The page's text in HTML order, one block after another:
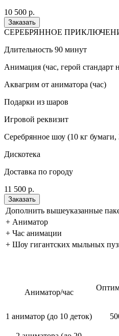
10 500 р.
Заказать
СЕРЕБРЯННОЕ ПРИКЛЮЧЕНИЕ
Длительность 90 минут
Анимация (час, герой стандарт
Аквагрим от аниматора (час)
Подарки из шаров
Игровой реквизит
Серебрянное шоу (10 кг
Дискотека
Доставка по городу
11 500 р.
Заказать
Дополнить вышеуказанные
+ Аниматор
+ Час анимации
+ Шоу гигантских мыльных
Аниматор/час
1 аниматор (до 10 деток)